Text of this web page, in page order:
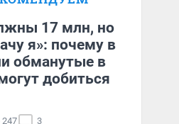
Завгородняя
17 млн, но
я»: почему в
обманутые в
добиться
247 3